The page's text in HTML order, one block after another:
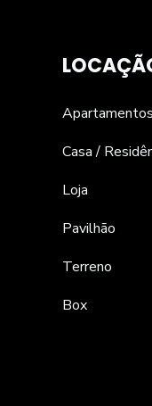
Apartamentos
Casa /
Loja
Pavilhão
Terreno
Box